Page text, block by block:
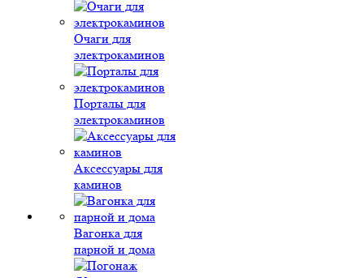
Очаги для
электрокаминов
Порталы для
электрокаминов
Аксессуары для
каминов
Вагонка для
парной и дома